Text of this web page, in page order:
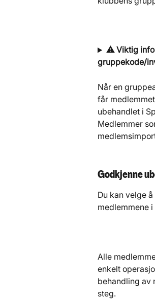
⚠️ Viktig
gruppekode/
​Når en
får
ubehandlet i
Medlemmer
Godkjenne
Du kan velge
medlemmene
Alle
enkelt
behandling av
steg.